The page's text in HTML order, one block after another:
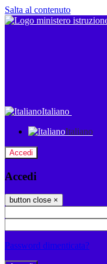
Salta al contenuto
Italiano
Italiano
Accedi
Accedi
button close ×
Password dimenticata?